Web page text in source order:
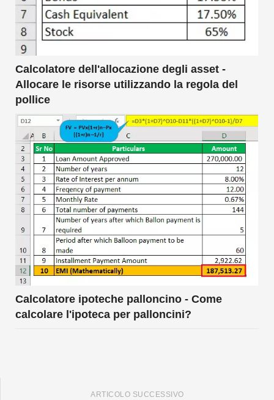
Calcolatore dell'allocazione degli asset -
Allocare le risorse utilizzando la regola del
pollice
Calcolatore ipoteche palloncino - Come
calcolare l'ipoteca per palloncini?
ARTICOLO SUCCESSIVO